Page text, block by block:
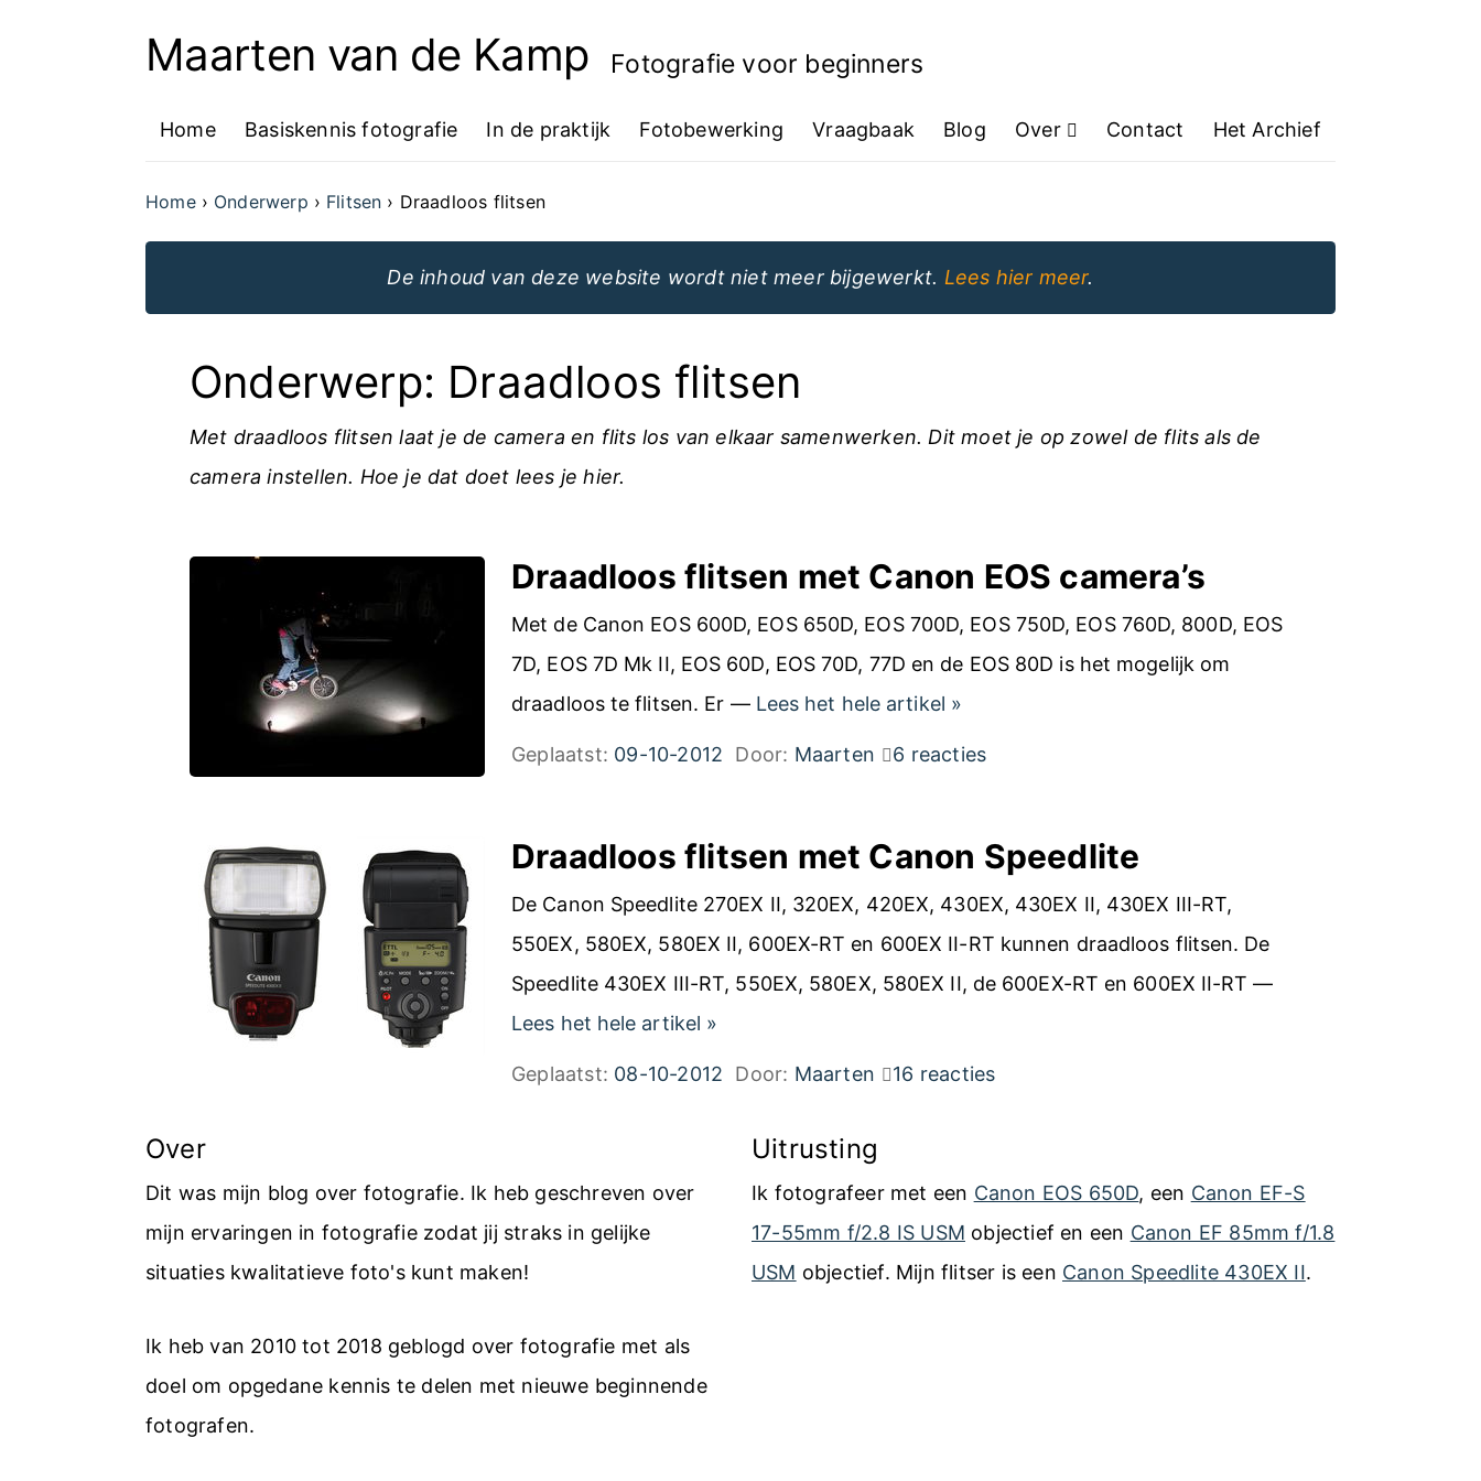
Ga
de
van
de
Maarten van de Kamp Fotografie voor beginners
Home Basiskennis fotografie In de praktijk Fotobewerking Vraagbaak Blog Over Contact Het Archief
Home Onderwerp Flitsen Draadloos flitsen
De inhoud van deze website wordt niet meer bijgewerkt. Lees hier meer.
Onderwerp: Draadloos flitsen
Met draadloos flitsen laat je de camera en flits los van elkaar samenwerken. Dit moet je op zowel de flits als de
camera instellen. Hoe je dat doet lees je hier.
Draadloos flitsen met Canon EOS camera’s
Met de Canon EOS 600D, EOS 650D, EOS 700D, EOS 750D, EOS 760D, 800D, EOS
7D, EOS 7D Mk II, EOS 60D, EOS 70D, 77D en de EOS 80D is het mogelijk om
draadloos te flitsen. Er — Lees het hele artikel D
r
d
l
o
o
»
Geplaatst: 09-10-2012 Door: Maarten 6 reacties
Draadloos flitsen met Canon Speedlite
De Canon Speedlite 270EX II, 320EX, 420EX, 430EX, 430EX II, 430EX III-RT,
550EX, 580EX, 580EX II, 600EX-RT en 600EX II-RT kunnen draadloos flitsen. De
Speedlite 430EX III-RT, 550EX, 580EX, 580EX II, de 600EX-RT en 600EX II-RT —
Lees het hele artikel D
r
f
»
Geplaatst: 08-10-2012 Door: Maarten 16 reacties
Over
Dit was mijn blog over fotografie. Ik heb geschreven over
mijn ervaringen in fotografie zodat jij straks in gelijke
situaties kwalitatieve foto's kunt maken!
Ik heb van 2010 tot 2018 geblogd over fotografie met als
doel om opgedane kennis te delen met nieuwe beginnende
fotografen.
Uitrusting
Ik fotografeer met een Canon EOS 650D, een Canon EF-S
17-55mm f/2.8 IS USM objectief en een Canon EF 85mm f/1.8
USM objectief. Mijn flitser is een Canon Speedlite 430EX II.